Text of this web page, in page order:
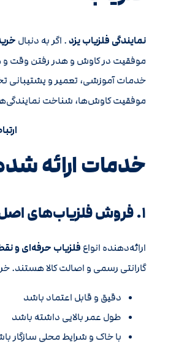
نمایندگی فلزیاب یزد. اگر به دنبال
موفقیت در کاوش و هدر رفتن وقت و
خدمات آموزشی، تعمیر و پشتیبانی
موفقیت کاوش‌ها، شناخت
خدمات ارائه
۱. فروش فلزیاب‌های اصل و حرفه‌ای
ارائه‌دهنده انواع فلزیاب حرفه‌ای و
گارانتی رسمی و اصالت کالا هستند.
دقیق و قابل اعتماد باشد
طول عمر بالایی داشته باشد
با خاک و شرایط محلی سازگار